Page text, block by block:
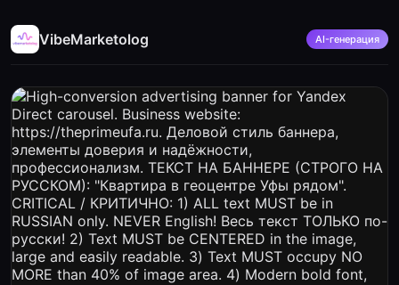
VibeMarketolog AI-генерация